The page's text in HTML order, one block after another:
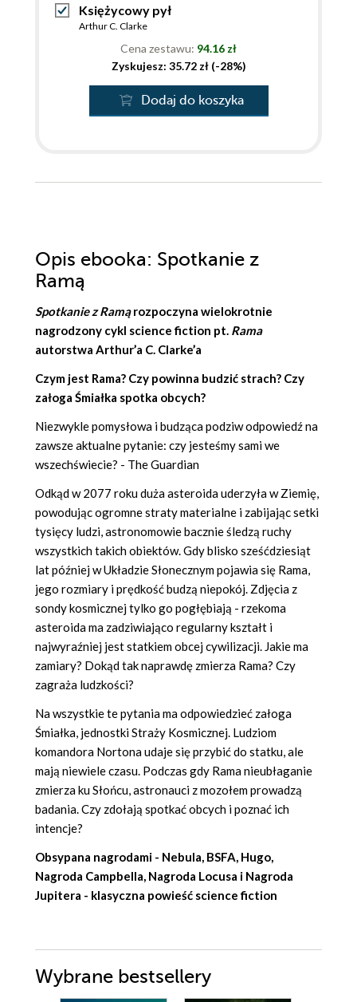
Księżycowy pył
Arthur C. Clarke
Cena zestawu: 94.16 zł
Zyskujesz: 35.72 zł (-28%)
Dodaj do koszyka
Opis ebooka: Spotkanie z
Ramą
Spotkanie z Ramąrozpoczyna wielokrotnie
nagrodzony cykl science fiction pt. Rama
autorstwa Arthur’a C. Clarke’a
Czym jest Rama? Czy powinna budzić strach? Czy
załoga Śmiałka spotka obcych?
Niezwykle pomysłowa i budząca podziw odpowiedź na
zawsze aktualne pytanie: czy jesteśmy sami we
wszechświecie? - The Guardian
Odkąd w 2077 roku duża asteroida uderzyła w Ziemię,
powodując ogromne straty materialne i zabijając setki
tysięcy ludzi, astronomowie bacznie śledzą ruchy
wszystkich takich obiektów. Gdy blisko sześćdziesiąt
lat później w Układzie Słonecznym pojawia się Rama,
jego rozmiary i prędkość budzą niepokój. Zdjęcia z
sondy kosmicznej tylko go pogłębiają - rzekoma
asteroida ma zadziwiająco regularny kształt i
najwyraźniej jest statkiem obcej cywilizacji. Jakie ma
zamiary? Dokąd tak naprawdę zmierza Rama? Czy
zagraża ludzkości?
Na wszystkie te pytania ma odpowiedzieć załoga
Śmiałka, jednostki Straży Kosmicznej. Ludziom
komandora Nortona udaje się przybić do statku, ale
mają niewiele czasu. Podczas gdy Rama nieubłaganie
zmierza ku Słońcu, astronauci z mozołem prowadzą
badania. Czy zdołają spotkać obcych i poznać ich
intencje?
Obsypana nagrodami - Nebula, BSFA, Hugo,
Nagroda Campbella, Nagroda Locusa i Nagroda
Jupitera - klasyczna powieść science fiction
Wybrane bestsellery